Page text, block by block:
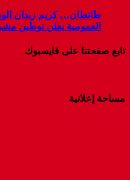
المنتدب المكلف بالاستثمار…
للطاقات المتجددة بالوطية